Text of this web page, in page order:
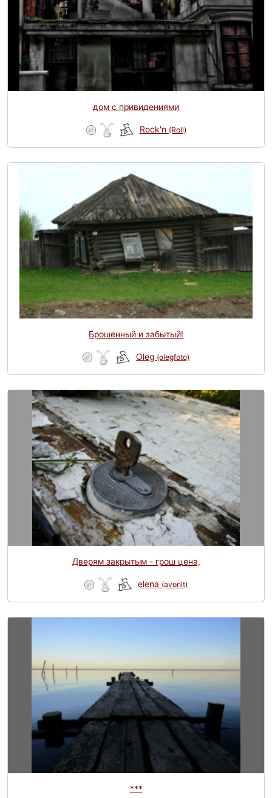
дом с привидениями
Rock'n (Roll)
Брошенный и забытый!
Oleg (olegfoto)
Дверям закрытым - грош цена,
elena (avonlt)
***